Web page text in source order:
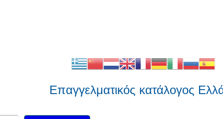
Επαγγελματικός κατάλογος